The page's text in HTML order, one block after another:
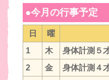
●今月の行事予定
日 曜
1
木
身体計測
2
金
身体計測４